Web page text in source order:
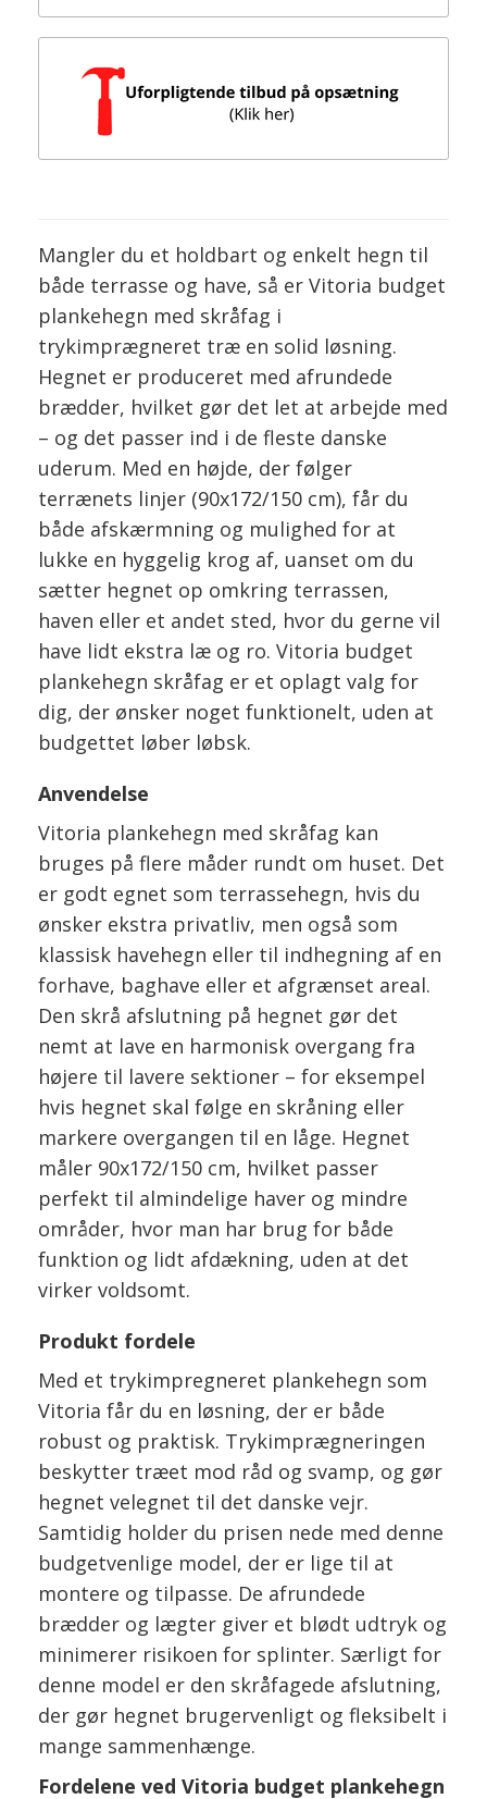
Mangler du et holdbart og enkelt hegn til
både terrasse og have, så er Vitoria budget
plankehegn med skråfag i
trykimprægneret træ en solid løsning.
Hegnet er produceret med afrundede
brædder, hvilket gør det let at arbejde med
– og det passer ind i de fleste danske
uderum. Med en højde, der følger
terrænets linjer (90x172/150 cm), får du
både afskærmning og mulighed for at
lukke en hyggelig krog af, uanset om du
sætter hegnet op omkring terrassen,
haven eller et andet sted, hvor du gerne vil
have lidt ekstra læ og ro. Vitoria budget
plankehegn skråfag er et oplagt valg for
dig, der ønsker noget funktionelt, uden at
budgettet løber løbsk.
Anvendelse
Vitoria plankehegn med skråfag kan
bruges på flere måder rundt om huset. Det
er godt egnet som terrassehegn, hvis du
ønsker ekstra privatliv, men også som
klassisk havehegn eller til indhegning af en
forhave, baghave eller et afgrænset areal.
Den skrå afslutning på hegnet gør det
nemt at lave en harmonisk overgang fra
højere til lavere sektioner – for eksempel
hvis hegnet skal følge en skråning eller
markere overgangen til en låge. Hegnet
måler 90x172/150 cm, hvilket passer
perfekt til almindelige haver og mindre
områder, hvor man har brug for både
funktion og lidt afdækning, uden at det
virker voldsomt.
Produkt fordele
Med et trykimpregneret plankehegn som
Vitoria får du en løsning, der er både
robust og praktisk. Trykimprægneringen
beskytter træet mod råd og svamp, og gør
hegnet velegnet til det danske vejr.
Samtidig holder du prisen nede med denne
budgetvenlige model, der er lige til at
montere og tilpasse. De afrundede
brædder og lægter giver et blødt udtryk og
minimerer risikoen for splinter. Særligt for
denne model er den skråfagede afslutning,
der gør hegnet brugervenligt og fleksibelt i
mange sammenhænge.
Fordelene ved Vitoria budget plankehegn